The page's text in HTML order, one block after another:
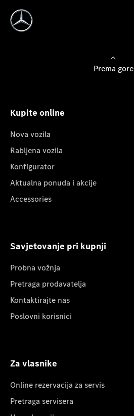
Prema gore
Kupite online
Nova vozila
Rabljena vozila
Konfigurator
Aktualna ponuda i akcije
Accessories
Savjetovanje pri kupnji
Probna vožnja
Pretraga prodavatelja
Kontaktirajte nas
Poslovni korisnici
Za vlasnike
Online rezervacija za servis
Pretraga servisera